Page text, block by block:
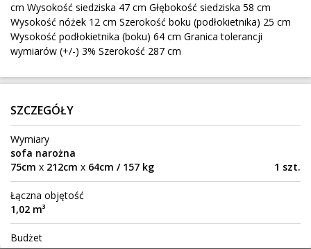
cm Wysokość siedziska 47 cm Głębokość siedziska 58 cm
Wysokość nóżek 12 cm Szerokość boku (podłokietnika) 25 cm
Wysokość podłokietnika (boku) 64 cm Granica tolerancji
wymiarów (+/-) 3% Szerokość 287 cm
SZCZEGÓŁY
Wymiary
sofa narożna
75cm x 212cm x 64cm / 157 kg 1 szt.
Łączna objętość
1,02 m³
Budżet
3 paczki Człuchów - Jelenia Góra
Z: Człuchów
Do: Jelenia Góra
Zlecę transport stołu 180x90
198 km 70 kg
Do:
Okap gastronomiczny